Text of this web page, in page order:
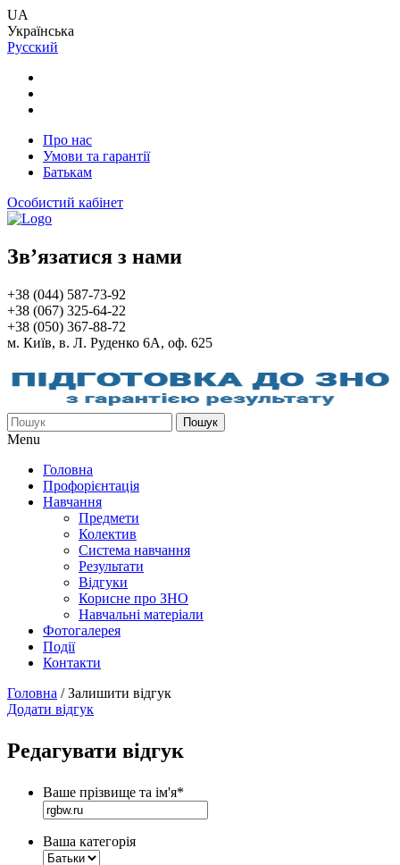
UA
Українська
Русский
Про нас
Умови та гарантії
Батькам
Особистий кабінет
Зв’язатися з нами
+38 (044) 587-73-92
+38 (067) 325-64-22
+38 (050) 367-88-72
м. Київ, в. Л. Руденко 6А, оф. 625
Пошук
Menu
Головна
Профорієнтація
Навчання
Предмети
Колектив
Система навчання
Результати
Відгуки
Корисне про ЗНО
Навчальні матеріали
Фотогалерея
Події
Контакти
Головна /Залишити відгук
Додати відгук
Редагувати відгук
Ваше прізвище та ім'я*
Ваша категорія